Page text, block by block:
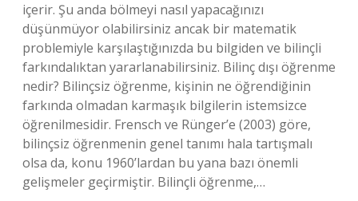
içerir. Şu anda bölmeyi nasıl yapacağınızı
düşünmüyor olabilirsiniz ancak bir matematik
problemiyle karşılaştığınızda bu bilgiden ve bilinçli
farkındalıktan yararlanabilirsiniz. Bilinç dışı öğrenme
nedir? Bilinçsiz öğrenme, kişinin ne öğrendiğinin
farkında olmadan karmaşık bilgilerin istemsizce
öğrenilmesidir. Frensch ve Rünger’e (2003) göre,
bilinçsiz öğrenmenin genel tanımı hala tartışmalı
olsa da, konu 1960’lardan bu yana bazı önemli
gelişmeler geçirmiştir. Bilinçli öğrenme,…